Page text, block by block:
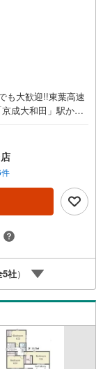
も大歓迎!!東葉高速
成大和田」駅から
の食料品が保管で
全室収納付きでお
き布団や洗濯物も
り片付くシューズ
分と生活しやすい
県の不動産のこと
ナーになれるよう
せ！
5社）